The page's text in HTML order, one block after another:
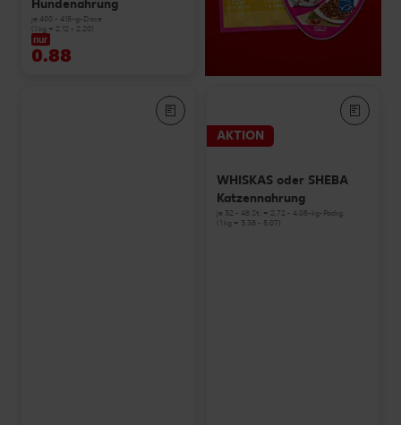
Hundenahrung
je 400 - 415-g-Dose
(1 kg = 2.12 - 2.20)
nur
0.88
AKTION
WHISKAS oder SHEBA
Katzennahrung
je 32 - 48 St. = 2,72 - 4,08-kg-Packg.
(1 kg = 3.38 - 5.07)